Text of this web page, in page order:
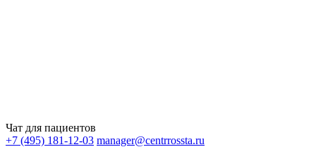
Чат для пациентов
+7 (495) 181-12-03 manager@centrrossta.ru